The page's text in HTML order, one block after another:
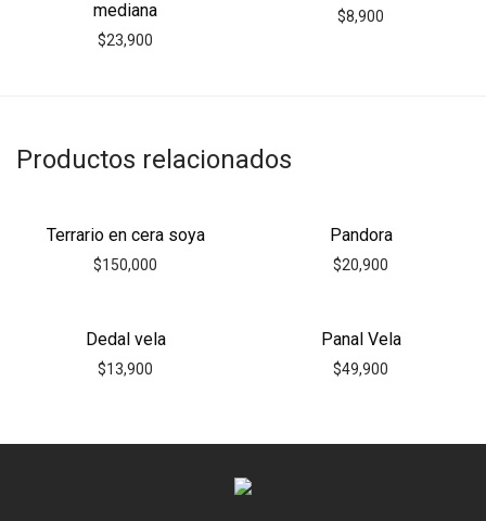
mediana
$23,900
$8,900
Productos relacionados
Terrario en cera soya
$150,000
Pandora
$20,900
Dedal vela
$13,900
Panal Vela
$49,900